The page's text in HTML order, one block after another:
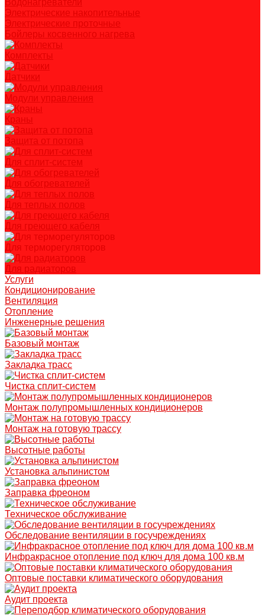
Водонагреватели
Электрические накопительные
Электрические проточные
Бойлеры косвенного нагрева
Комплекты
Датчики
Модули управления
Краны
Защита от потопа
Для сплит-систем
Для обогревателей
Для теплых полов
Для греющего кабеля
Для терморегуляторов
Для радиаторов
Услуги
Кондиционирование
Вентиляция
Отопление
Инженерные решения
Базовый монтаж
Закладка трасс
Чистка сплит-систем
Монтаж полупромышленных кондиционеров
Монтаж на готовую трассу
Высотные работы
Установка альпинистом
Заправка фреоном
Техническое обслуживание
Обследование вентиляции в госучреждениях
Инфракрасное отопление под ключ для дома 100 кв.м
Оптовые поставки климатического оборудования
Аудит проекта